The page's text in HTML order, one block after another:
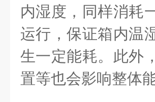
内湿度，同样消耗
运行，保证箱内温
生一定能耗。此外
置等也会影响整体能